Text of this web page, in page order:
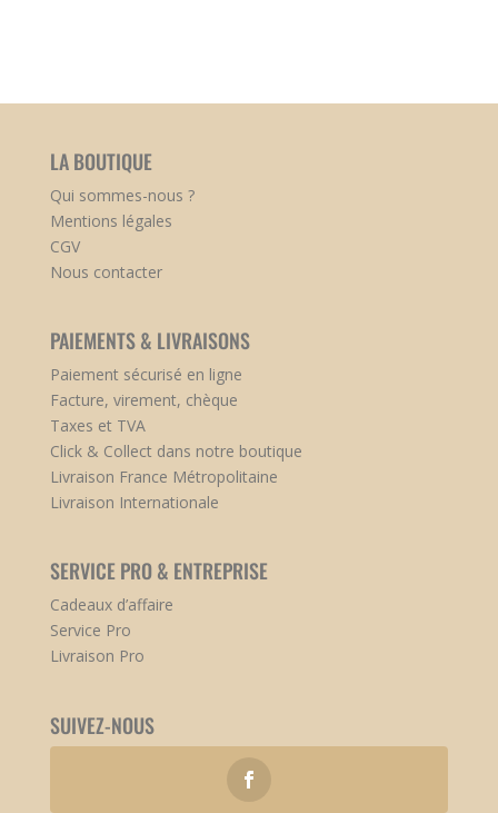
LA BOUTIQUE
Qui sommes-nous ?
Mentions légales
CGV
Nous contacter
PAIEMENTS & LIVRAISONS
Paiement sécurisé en ligne
Facture, virement, chèque
Taxes et TVA
Click & Collect dans notre boutique
Livraison France Métropolitaine
Livraison Internationale
SERVICE PRO & ENTREPRISE
Cadeaux d’affaire
Service Pro
Livraison Pro
SUIVEZ-NOUS